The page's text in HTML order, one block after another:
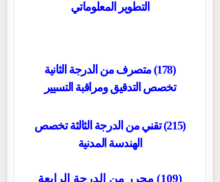
التطوير المعلوماتي
(178) متصرف من الدرجة الثانية
تخصص التدقيق ومراقبة التسيير
(215) تقني من الدرجة الثالثة تخصص
الهندسة المدنية
(109) محرر من الدرجة الرابعة